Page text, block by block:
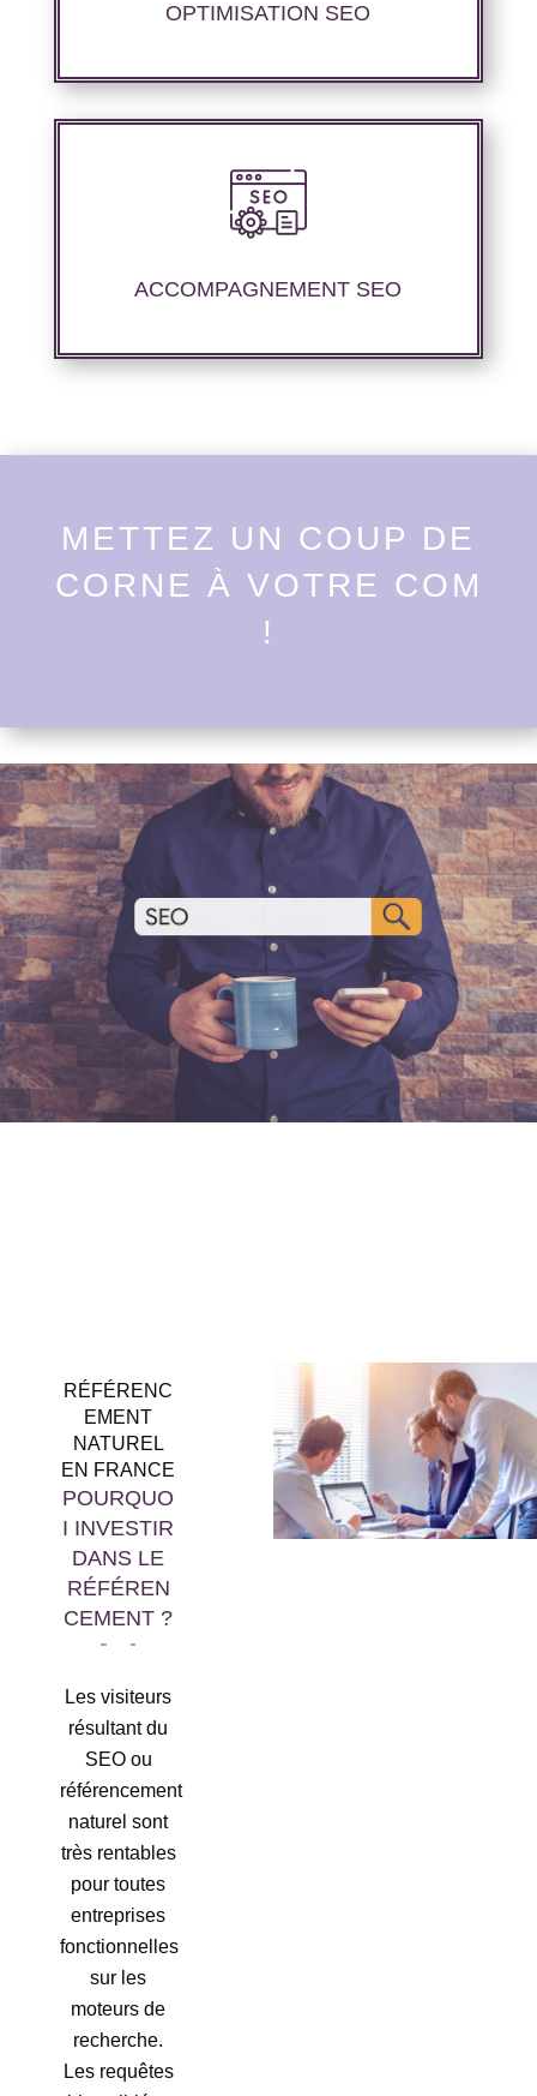
OPTIMISATION SEO
ACCOMPAGNEMENT SEO
Suivi et rapport de positionnement détaillé
vous permettant d’apprécier la stratégie
METTEZ UN COUP DE
CORNE À VOTRE COM
!
RÉFÉRENC
EMENT
NATUREL
EN FRANCE
POURQUO
I INVESTIR
DANS LE
RÉFÉREN
CEMENT ?
Les visiteurs
résultant du
SEO ou
référencement
naturel sont
très rentables
pour toutes
entreprises
fonctionnelles
sur les
moteurs de
recherche.
Les requêtes